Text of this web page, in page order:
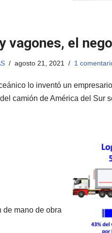
vagones, el
agosto 21, 2021 1
lo inventó un
camión de América del Sur
de mano de obra